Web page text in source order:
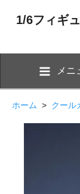
1/6フィギ
メニ
ホーム > クール